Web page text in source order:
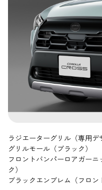
ラジエーターグリル（専用デ
グリルモール（ブラック）
フロントバンパーロアガー
ク）
ブラックエンブレム（フロン